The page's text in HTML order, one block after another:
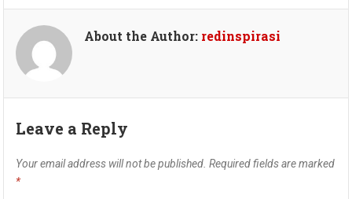
About the Author: redinspirasi
Leave a Reply
Your email address will not be published. Required fields are marked
*